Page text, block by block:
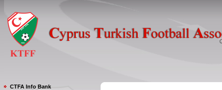
CTFA Info Bank